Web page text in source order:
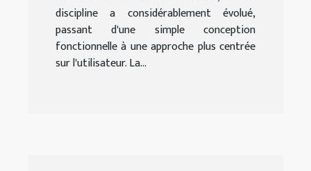
discipline a considérablement évolué,
passant d'une simple conception
fonctionnelle à une approche plus centrée
sur l'utilisateur. La...